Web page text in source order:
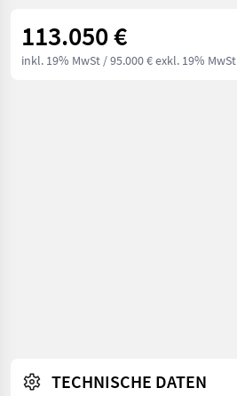
113.050 €
inkl. 19% MwSt / 95.000 € exkl. 19% MwSt
TECHNISCHE DATEN